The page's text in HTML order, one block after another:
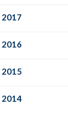
2017
2016
2015
2014